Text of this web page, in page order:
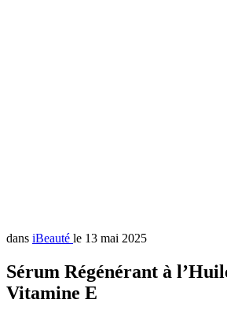
dans iBeauté le 13 mai 2025
Sérum Régénérant à
Vitamine E